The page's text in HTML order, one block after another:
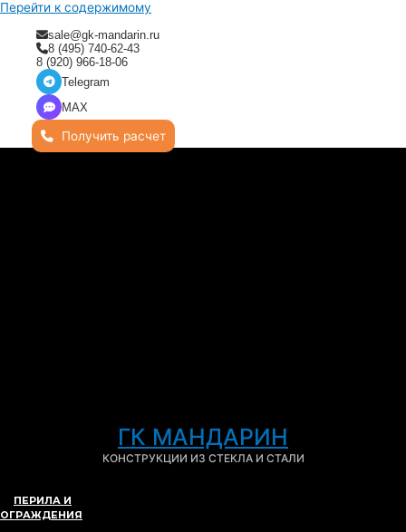
Перейти к содержимому
sale@gk-mandarin.ru
8 (495) 740-62-43
8 (920) 966-18-06
Telegram
MAX
Получить расчет
ГК МАНДАРИН
КОНСТРУКЦИИ ИЗ СТЕКЛА И СТАЛИ
ПЕРИЛА И
ОГРАЖДЕНИЯ